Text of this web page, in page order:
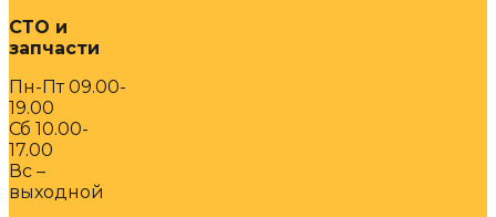
СТО и
запчасти
Пн-Пт 09.00-
19.00
Сб 10.00-
17.00
Вс –
выходной